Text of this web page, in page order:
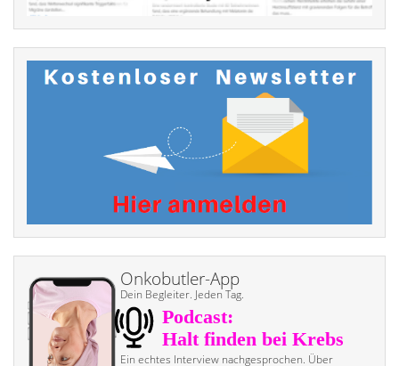
Onkobutler-App
Dein Begleiter. Jeden Tag.
Ein echtes Interview nach­gesprochen. Über